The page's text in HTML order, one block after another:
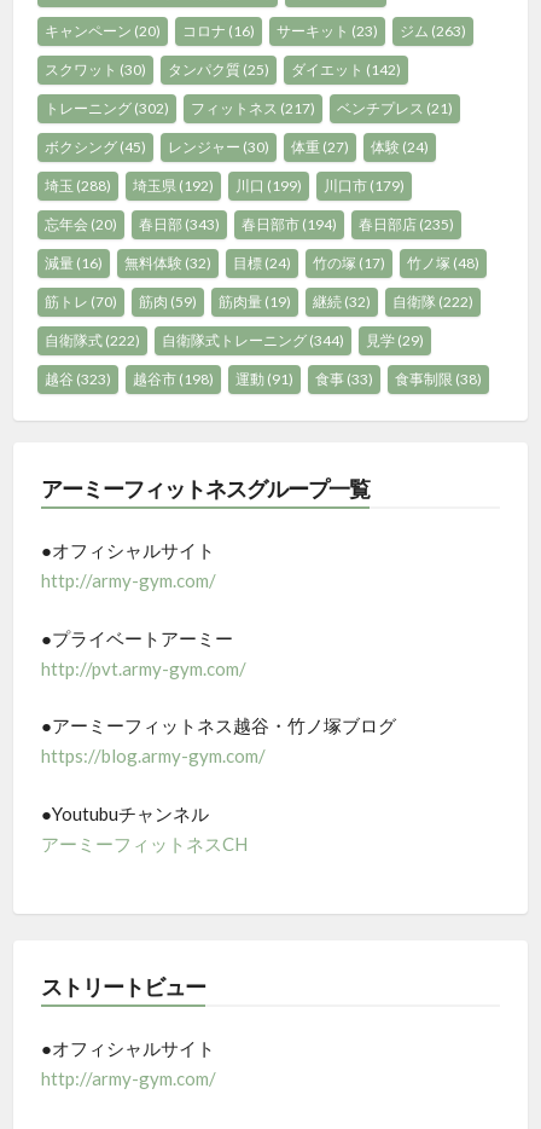
キャンペーン (20) コロナ (16) サーキット (23) ジム (263)
スクワット (30) タンパク質 (25) ダイエット (142)
トレーニング (302) フィットネス (217) ベンチプレス (21)
ボクシング (45) レンジャー (30) 体重 (27) 体験 (24)
埼玉 (288) 埼玉県 (192) 川口 (199) 川口市 (179)
忘年会 (20) 春日部 (343) 春日部市 (194) 春日部店 (235)
減量 (16) 無料体験 (32) 目標 (24) 竹の塚 (17) 竹ノ塚 (48)
筋トレ (70) 筋肉 (59) 筋肉量 (19) 継続 (32) 自衛隊 (222)
自衛隊式 (222) 自衛隊式トレーニング (344) 見学 (29)
越谷 (323) 越谷市 (198) 運動 (91) 食事 (33) 食事制限 (38)
アーミーフィットネスグループ一覧
●オフィシャルサイト
http://army-gym.com/
●プライベートアーミー
http://pvt.army-gym.com/
●アーミーフィットネス越谷・竹ノ塚ブログ
https://blog.army-gym.com/
●Youtubuチャンネル
アーミーフィットネスCH
ストリートビュー
●オフィシャルサイト
http://army-gym.com/